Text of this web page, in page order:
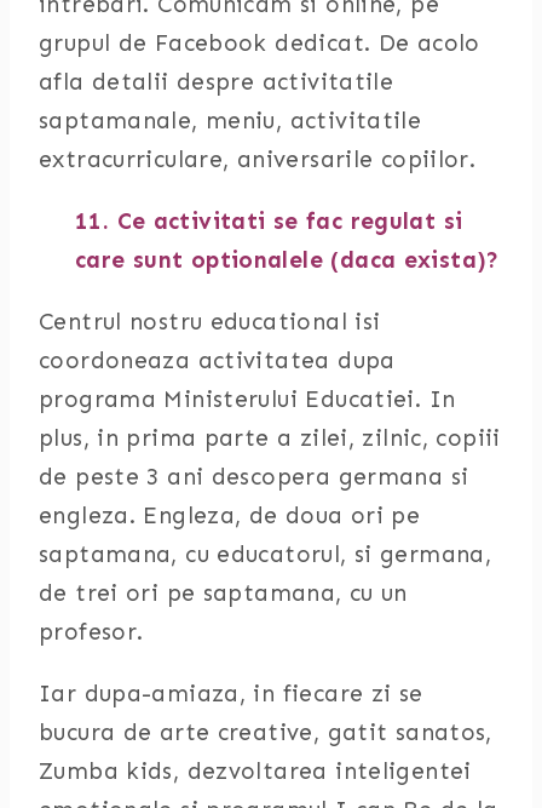
grupul de Facebook dedicat. De acolo
afla detalii despre activitatile
saptamanale, meniu, activitatile
extracurriculare, aniversarile copiilor.
11. Ce activitati se fac regulat si
care sunt optionalele (daca exista)?
Centrul nostru educational isi
coordoneaza activitatea dupa
programa Ministerului Educatiei. In
plus, in prima parte a zilei, zilnic, copiii
de peste 3 ani descopera germana si
engleza. Engleza, de doua ori pe
saptamana, cu educatorul, si germana,
de trei ori pe saptamana, cu un
profesor.
Iar dupa-amiaza, in fiecare zi se
bucura de arte creative, gatit sanatos,
Zumba kids, dezvoltarea inteligentei